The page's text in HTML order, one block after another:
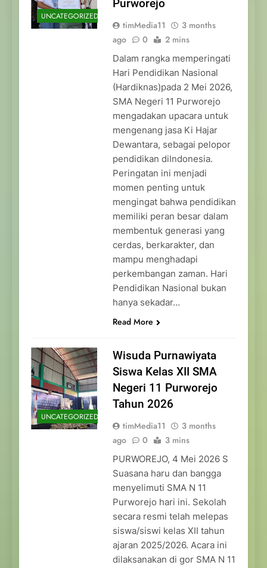
UNCATEGORIZED
Purworejo
timMedia11
3 months
ago
0 2 mins
Dalam rangka memperingati
Hari Pendidikan Nasional
(Hardiknas)pada 2 Mei 2026,
SMA Negeri 11 Purworejo
mengadakan upacara untuk
mengenang jasa Ki Hajar
Dewantara, sebagai pelopor
pendidikan diIndonesia.
Peringatan ini menjadi
momen penting untuk
mengingat bahwa pendidikan
memiliki peran besar dalam
membentuk generasi yang
cerdas, berkarakter, dan
mampu menghadapi
perkembangan zaman. Hari
Pendidikan Nasional bukan
hanya sekadar…
Read More
UNCATEGORIZED
Wisuda Purnawiyata
Siswa Kelas XII SMA
Negeri 11 Purworejo
Tahun 2026
timMedia11
3 months
ago
0 3 mins
PURWOREJO, 4 Mei 2026 S
Suasana haru dan bangga
menyelimuti SMA N 11
Purworejo hari ini. Sekolah
secara resmi telah melepas
siswa/siswi kelas XII tahun
ajaran 2025/2026. Acara ini
dilaksanakan di gor SMA N 11